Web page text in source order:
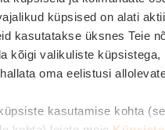
küpsised on alati
kasutatakse üksnes Teie
kõigi valikuliste küpsistega,
oma eelistusi
kasutamise kohta
pärast saad oma juhtumi
Kui pead iga sammu
tekib tunne, et asi ei liigu